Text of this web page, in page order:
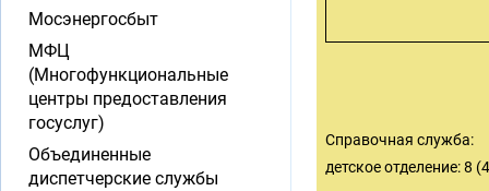
Справочная служба:
детское отделение: 8
Мосэнергосбыт
МФЦ
(Многофункциональные
центры предоставления
госуслуг)
Объединенные
диспетчерские службы